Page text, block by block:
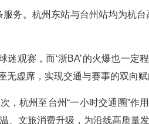
务。杭州东站与台州站均为杭台
观赛，而‘浙BA’的火爆也一定
无虚席，实现交通与赛事的双向赋
，杭州至台州“一小时交通圈”作
、文旅消费升级，为沿线高质量